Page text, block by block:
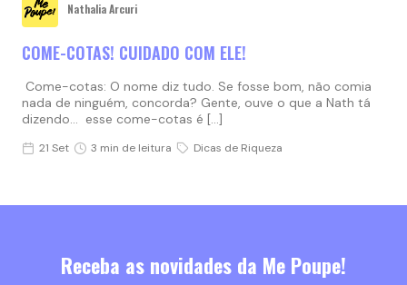
Nathalia Arcuri
COME-COTAS! CUIDADO COM ELE!
Come-cotas: O nome diz tudo. Se fosse bom, não comia
nada de ninguém, concorda? Gente, ouve o que a Nath tá
dizendo… esse come-cotas é […]
21 Set 3 min de leitura Dicas de Riqueza
Receba as novidades da Me Poupe!